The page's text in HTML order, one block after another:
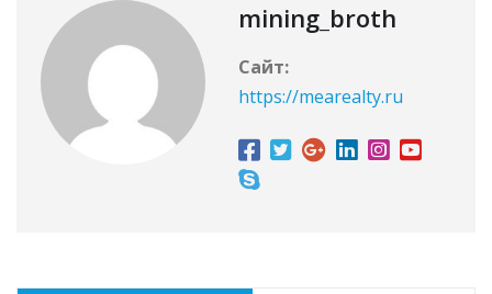
mining_broth
Сайт:
https://mearealty.ru